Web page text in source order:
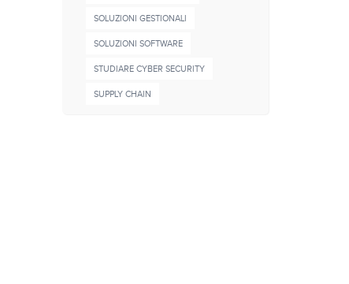
SOLUZIONI GESTIONALI
SOLUZIONI SOFTWARE
STUDIARE CYBER SECURITY
SUPPLY CHAIN